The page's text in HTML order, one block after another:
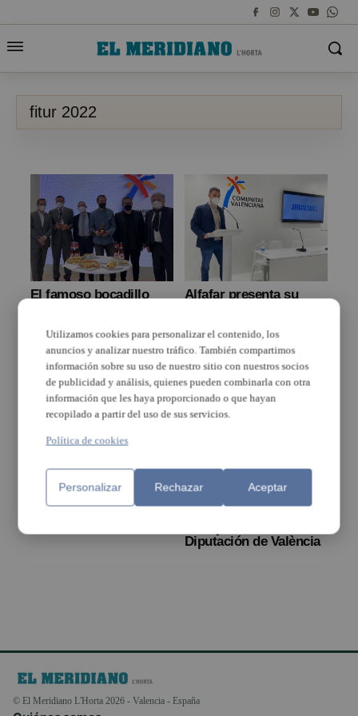
fitur 2022
El famoso bocadillo
Alfafar presenta su
Alboraya, presente en
FITUR 2022 con la
exhibición de su nueva
Alboraya, Alfafar,
Paterna, Manises, El
Diputación de València
© El Meridiano L'Horta 2026 - Valencia - España
Utilizamos cookies para personalizar el contenido, los
anuncios y analizar nuestro tráfico. También compartimos
información sobre su uso de nuestro sitio con nuestros socios
de publicidad y análisis, quienes pueden combinarla con otra
información que les haya proporcionado o que hayan
recopilado a partir del uso de sus servicios.
Política de cookies
Personalizar Rechazar Aceptar